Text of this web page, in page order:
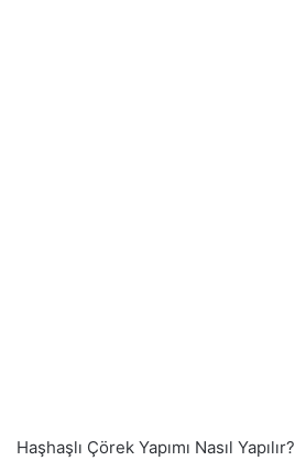
Haşhaşlı Çörek Yapımı Nasıl Yapılır?